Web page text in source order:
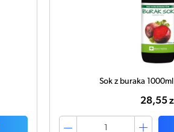
Sok z buraka
28,55